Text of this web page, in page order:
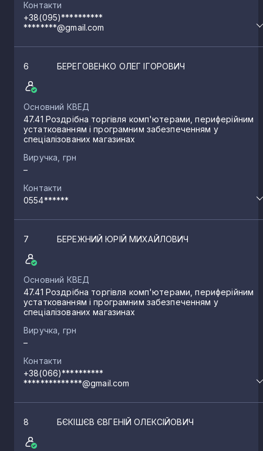
Контакти
+38(095)**********
********@gmail.com
6 БЕРЕГОВЕНКО ОЛЕГ ІГОРОВИЧ
Основний КВЕД
47.41 Роздрібна торгівля комп'ютерами, периферійним
устаткованням і програмним забезпеченням у
спеціалізованих магазинах
Виручка, грн
–
Контакти
0554******
7 БЕРЕЖНИЙ ЮРІЙ МИХАЙЛОВИЧ
Основний КВЕД
47.41 Роздрібна торгівля комп'ютерами, периферійним
устаткованням і програмним забезпеченням у
спеціалізованих магазинах
Виручка, грн
–
Контакти
+38(066)**********
**************@gmail.com
8 БЄКІШЄВ ЄВГЕНІЙ ОЛЕКСІЙОВИЧ